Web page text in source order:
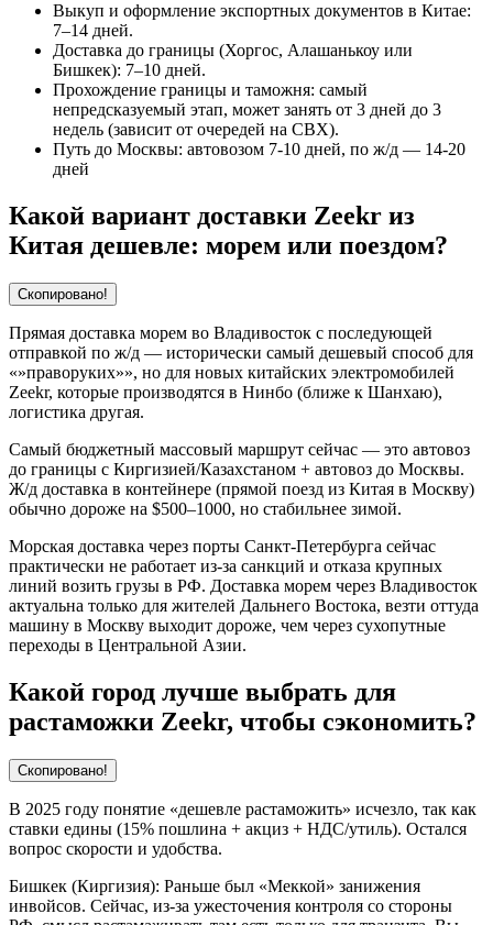
Выкуп и оформление экспортных документов в Китае:
7–14 дней.
Доставка до границы (Хоргос, Алашанькоу или
Бишкек): 7–10 дней.
Прохождение границы и таможня: самый
непредсказуемый этап, может занять от 3 дней до 3
недель (зависит от очередей на СВХ).
Путь до Москвы: автовозом 7-10 дней, по ж/д — 14-20
дней
Какой вариант доставки Zeekr из
Китая дешевле: морем или поездом?
Скопировано!
Прямая доставка морем во Владивосток с последующей
отправкой по ж/д — исторически самый дешевый способ для
«»праворуких»», но для новых китайских электромобилей
Zeekr, которые производятся в Нинбо (ближе к Шанхаю),
логистика другая.
Самый бюджетный массовый маршрут сейчас — это автовоз
до границы с Киргизией/Казахстаном + автовоз до Москвы.
Ж/д доставка в контейнере (прямой поезд из Китая в Москву)
обычно дороже на $500–1000, но стабильнее зимой.
Морская доставка через порты Санкт-Петербурга сейчас
практически не работает из-за санкций и отказа крупных
линий возить грузы в РФ. Доставка морем через Владивосток
актуальна только для жителей Дальнего Востока, везти оттуда
машину в Москву выходит дороже, чем через сухопутные
переходы в Центральной Азии.​
Какой город лучше выбрать для
растаможки Zeekr, чтобы сэкономить?
Скопировано!
В 2025 году понятие «дешевле растаможить» исчезло, так как
ставки едины (15% пошлина + акциз + НДС/утиль). Остался
вопрос скорости и удобства.
Бишкек (Киргизия): Раньше был «Меккой» занижения
инвойсов. Сейчас, из-за ужесточения контроля со стороны